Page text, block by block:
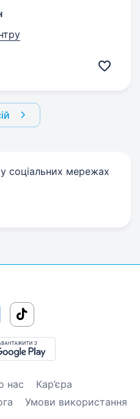
соціальних мережах
нас
Кар’єра
Умови використання